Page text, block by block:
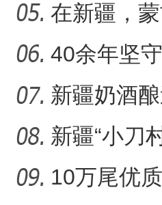
团
沙“硬碰硬”
在新疆，
音乐何以
40余年坚
传承人用
力
新疆奶酒
放光彩？
新疆“小刀
体验非遗
10万尾优